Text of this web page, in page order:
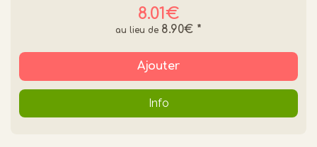
8.01€
8.90€ *
Ajouter
Info